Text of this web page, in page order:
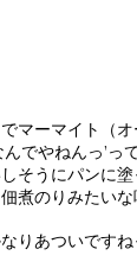
マーマイト（
でやねんっ’っ
そうにパンに
煮のりみたいな
りあついです